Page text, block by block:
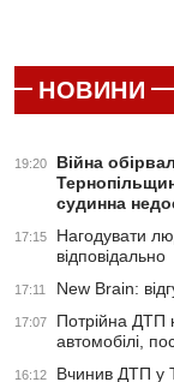
НОВИНИ
19:20
Війна
судинна
17:15
Нагодувати
відповідально
17:11 New Brain:
17:07
Потрійна ДТП
автомобілі,
16:12
Вчинив ДТП у